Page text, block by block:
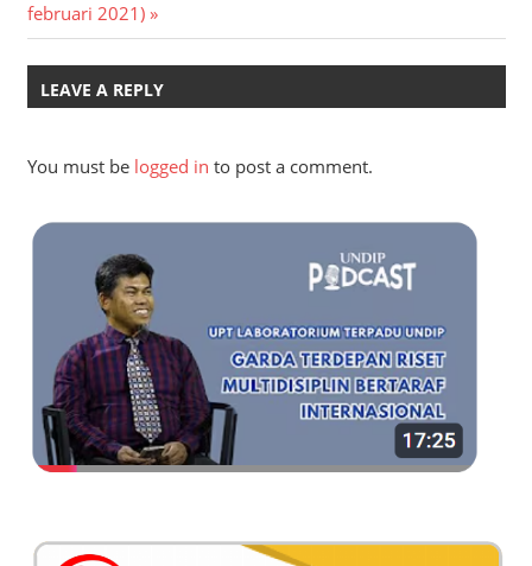
februari 2021)
LEAVE A REPLY
You must be logged in to post a comment.